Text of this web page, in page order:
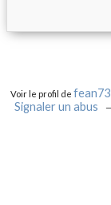
Voir le profil defean73
Signaler un abus